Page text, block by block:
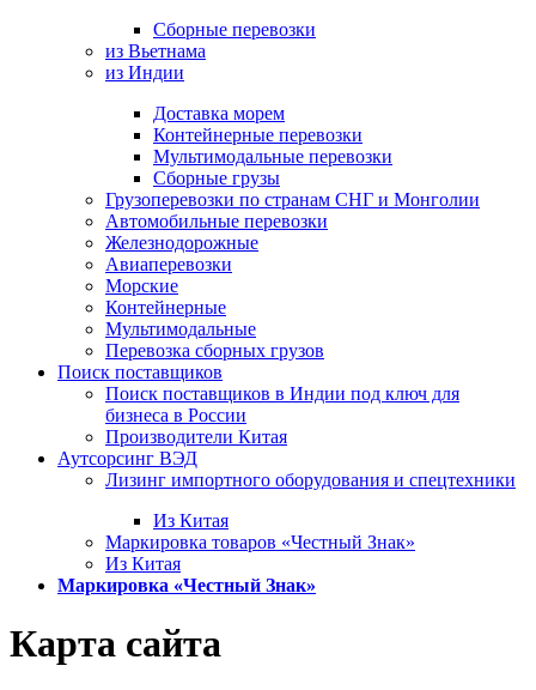
Сборные перевозки
из Вьетнама
из Индии
Доставка морем
Контейнерные перевозки
Мультимодальные перевозки
Сборные грузы
Грузоперевозки по странам СНГ и Монголии
Автомобильные перевозки
Железнодорожные
Авиаперевозки
Морские
Контейнерные
Мультимодальные
Перевозка сборных грузов
Поиск поставщиков
Поиск поставщиков в Индии под ключ для
бизнеса в России
Производители Китая
Аутсорсинг ВЭД
Лизинг импортного оборудования и спецтехники
Из Китая
Маркировка товаров «Честный Знак»
Из Китая
Маркировка «Честный Знак»
Карта сайта